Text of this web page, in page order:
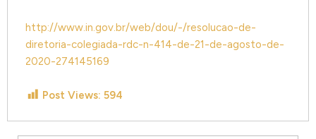
http://www.in.gov.br/web/dou/-/resolucao-de-
diretoria-colegiada-rdc-n-414-de-21-de-agosto-de-
2020-274145169
Post Views: 594